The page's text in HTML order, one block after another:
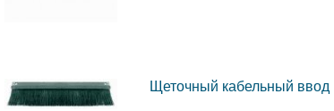
Щеточный кабельный ввод